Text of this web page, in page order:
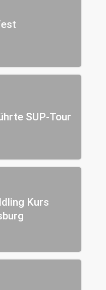
SUP-Tour
Kurs